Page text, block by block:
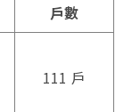
戶數
111 戶